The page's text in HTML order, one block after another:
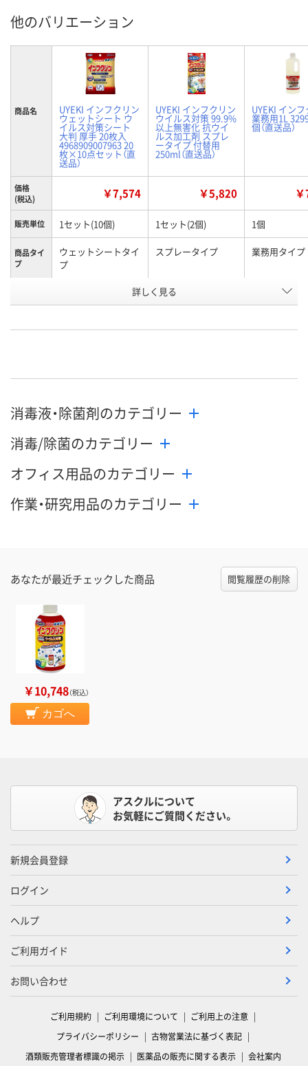
他のバリエーション
商品名 UYEKI インフクリン
ウェットシート ウ
イルス対策シート
大判 厚手 20枚入
4968909007963 20
枚×10点セット（直
送品）
UYEKI インフクリン
ウイルス対策 99.9%
以上無害化 抗ウイ
ルス加工剤 スプレ
ータイプ 付替用
250ml（直送品）
UYEKI イン
業務用1L
個（直送品）
価格
(税込)
￥7,574 ￥5,820
販売単位 1セット(10個) 1セット(2個) 1個
商品タイ
プ
ウェットシートタイ
プ
スプレータイプ 業務用タイプ
WW45710 KR48916
カゴへ カゴへ
詳しく見る
消毒液・除菌剤のカテゴリー
消毒/除菌のカテゴリー
オフィス用品のカテゴリー
作業・研究用品のカテゴリー
あなたが最近チェックした商品 閲覧履歴の削除
￥10,748（税込）
カゴへ
アスクルについて
お気軽にご質問ください。
新規会員登録
ログイン
ヘルプ
ご利用ガイド
お問い合わせ
ご利用規約 ご利用環境について
ご利用上の注意
プライバシーポリシー
古物営業法に基づく表記
酒類販売管理者標識の掲示
医薬品の販売に関する表示 会社案内